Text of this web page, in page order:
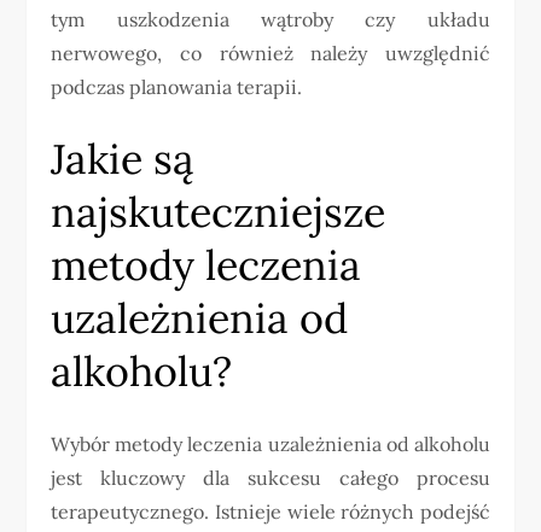
tym uszkodzenia wątroby czy układu
nerwowego, co również należy uwzględnić
podczas planowania terapii.
Jakie są
najskuteczniejsze
metody leczenia
uzależnienia od
alkoholu?
Wybór metody leczenia uzależnienia od alkoholu
jest kluczowy dla sukcesu całego procesu
terapeutycznego. Istnieje wiele różnych podejść